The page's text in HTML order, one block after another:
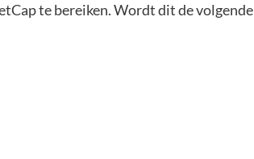
te bereiken. Wordt dit de volgende